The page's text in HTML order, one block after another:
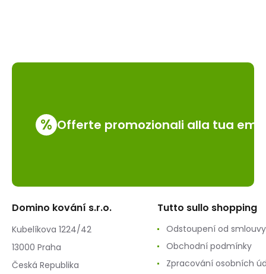
% Offerte promozionali alla tua
Domino kování s.r.o.
Kubelíkova 1224/42
13000 Praha
Česká Republika
Tutto sullo shopping
Odstoupení od smlouvy
Obchodní podmínky
Zpracování osobních